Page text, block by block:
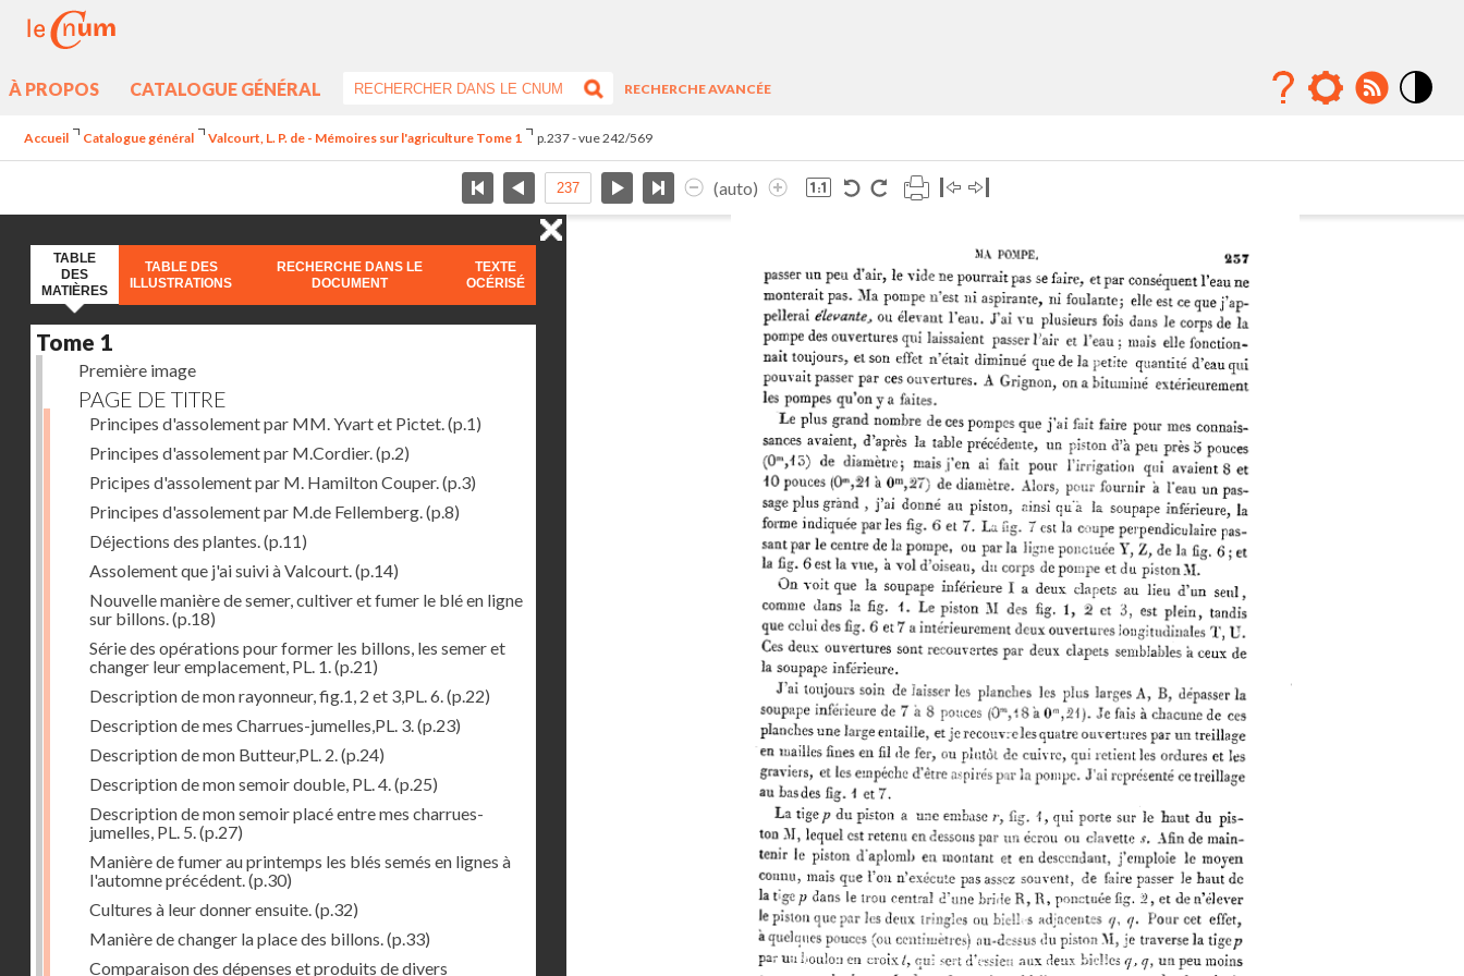
À PROPOS CATALOGUE GÉNÉRAL
RECHERCHE AVANCÉE
Accueil Catalogue général Valcourt, L. P. de - Mémoires sur l'agriculture Tome 1 p.237 - vue 242/569
(auto)
TABLE
DES
MATIÈRES
TABLE DES
ILLUSTRATIONS
RECHERCHE DANS LE
DOCUMENT
TEXTE
OCÉRISÉ
Tome 1
Première image
PAGE DE TITRE
Principes d'assolement par MM. Yvart et Pictet.(p.1)
Principes d'assolement par M.Cordier.(p.2)
Pricipes d'assolement par M. Hamilton Couper.(p.3)
Principes d'assolement par M.de Fellemberg.(p.8)
Déjections des plantes.(p.11)
Assolement que j'ai suivi à Valcourt.(p.14)
Nouvelle manière de semer, cultiver et fumer le blé en ligne
sur billons.(p.18)
Série des opérations pour former les billons, les semer et
changer leur emplacement, PL. 1.(p.21)
Description de mon rayonneur, fig.1, 2 et 3,PL. 6.(p.22)
Description de mes Charrues-jumelles,PL. 3.(p.23)
Description de mon Butteur,PL. 2.(p.24)
Description de mon semoir double, PL. 4.(p.25)
Description de mon semoir placé entre mes charrues-
jumelles, PL. 5.(p.27)
Manière de fumer au printemps les blés semés en lignes à
l'automne précédent.(p.30)
Cultures à leur donner ensuite.(p.32)
Manière de changer la place des billons.(p.33)
Comparaison des dépenses et produits de divers